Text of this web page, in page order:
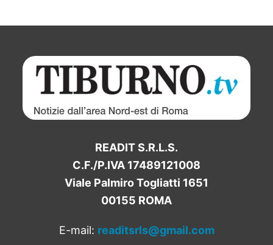
READIT S.R.L.S.
C.F./P.IVA 17489121008
Viale Palmiro Togliatti 1651
00155 ROMA
E-mail: readitsrls@gmail.com